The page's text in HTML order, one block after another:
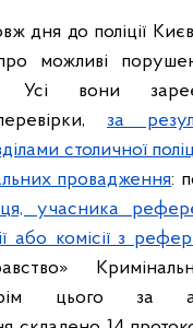
дня до поліції
можливі
Усі вони
за
столичної
провадження:
учасника
або комісії з
цього за